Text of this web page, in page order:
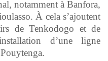
notamment à Banfora,
À cela s’ajoutent
de Tenkodogo et de
d’une ligne